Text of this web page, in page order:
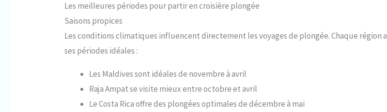
Les meilleures périodes pour partir en croisière plongée
Saisons propices
Les conditions climatiques influencent directement les voyages de plongée. Chaque région a
ses périodes idéales :
Les Maldives sont idéales de novembre à avril
Raja Ampat se visite mieux entre octobre et avril
Le Costa Rica offre des plongées optimales de décembre à mai